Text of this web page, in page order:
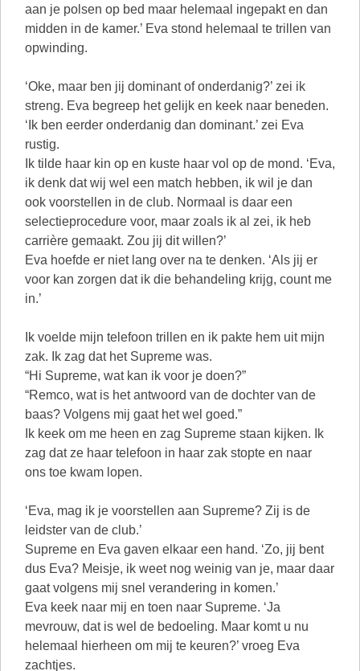
aan je polsen op bed maar helemaal ingepakt en dan
midden in de kamer.’ Eva stond helemaal te trillen van
opwinding.
‘Oke, maar ben jij dominant of onderdanig?’ zei ik
streng. Eva begreep het gelijk en keek naar beneden.
‘Ik ben eerder onderdanig dan dominant.’ zei Eva
rustig.
Ik tilde haar kin op en kuste haar vol op de mond. ‘Eva,
ik denk dat wij wel een match hebben, ik wil je dan
ook voorstellen in de club. Normaal is daar een
selectieprocedure voor, maar zoals ik al zei, ik heb
carrière gemaakt. Zou jij dit willen?’
Eva hoefde er niet lang over na te denken. ‘Als jij er
voor kan zorgen dat ik die behandeling krijg, count me
in.’
Ik voelde mijn telefoon trillen en ik pakte hem uit mijn
zak. Ik zag dat het Supreme was.
“Hi Supreme, wat kan ik voor je doen?”
“Remco, wat is het antwoord van de dochter van de
baas? Volgens mij gaat het wel goed.”
Ik keek om me heen en zag Supreme staan kijken. Ik
zag dat ze haar telefoon in haar zak stopte en naar
ons toe kwam lopen.
‘Eva, mag ik je voorstellen aan Supreme? Zij is de
leidster van de club.’
Supreme en Eva gaven elkaar een hand. ‘Zo, jij bent
dus Eva? Meisje, ik weet nog weinig van je, maar daar
gaat volgens mij snel verandering in komen.’
Eva keek naar mij en toen naar Supreme. ‘Ja
mevrouw, dat is wel de bedoeling. Maar komt u nu
helemaal hierheen om mij te keuren?’ vroeg Eva
zachtjes.